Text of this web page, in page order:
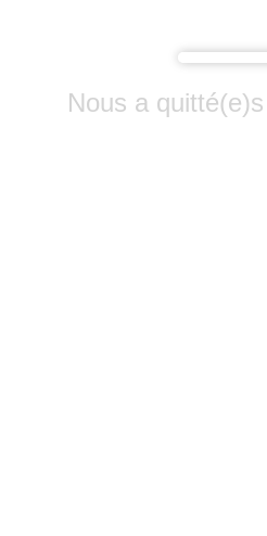
Nous a